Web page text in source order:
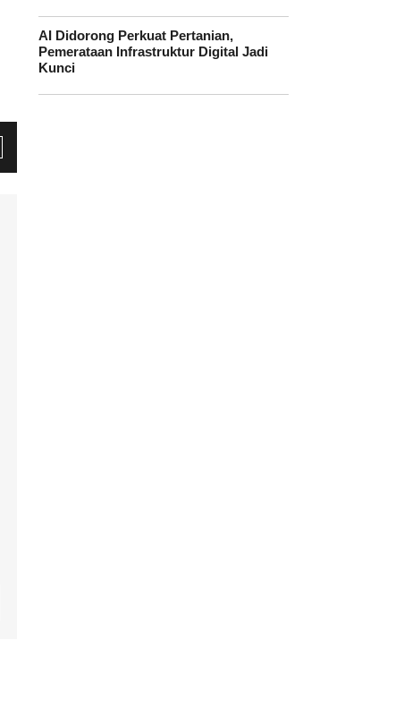
AI Didorong Perkuat Pertanian,
Pemerataan Infrastruktur Digital Jadi
Kunci